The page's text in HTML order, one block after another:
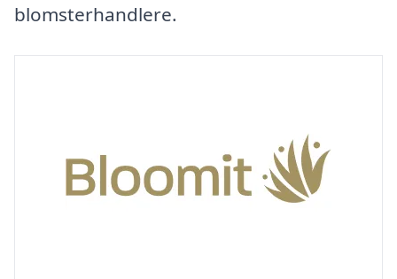
blomsterhandlere.